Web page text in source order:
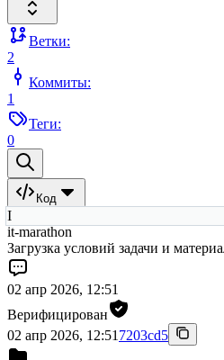
Ветки:
2
Коммиты:
1
Теги:
0
Код
I
it-marathon
Загрузка условий задачи и
02 апр 2026, 12:51
Верифицирован
02 апр 2026, 12:51 7203cd5